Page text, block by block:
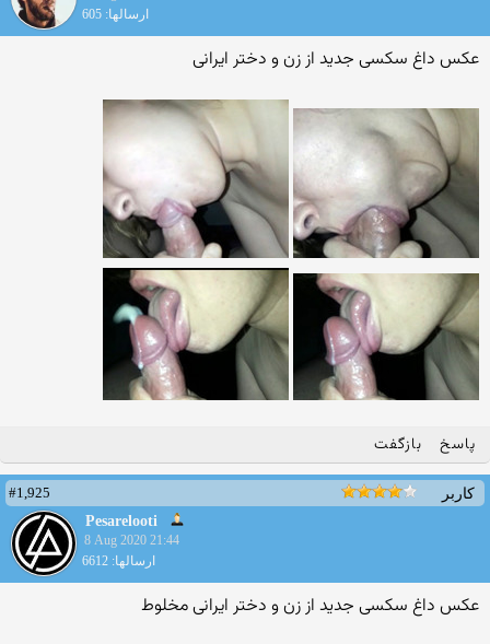
ارسالها: 605
عکس داغ سکسی جدید از زن و دختر ایرانی
پاسخ بازگفت
کاربر
#1,925
Pesarelooti
8 Aug 2020 21:44
ارسالها: 6612
عکس داغ سکسی جدید از زن و دختر ایرانی مخلوط